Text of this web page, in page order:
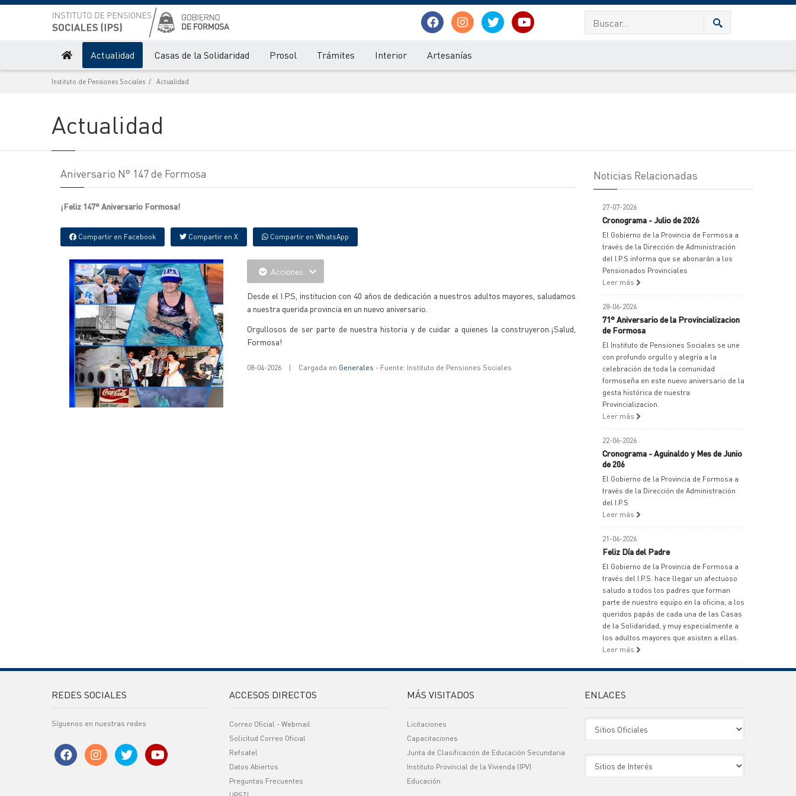
Actualidad Casas de la Solidaridad Prosol Trámites Interior Artesanías
Instituto de Pensiones Sociales Actualidad
Actualidad
Aniversario N° 147 de Formosa
¡Feliz 147° Aniversario Formosa!
Compartir en Facebook Compartir en X Compartir en WhatsApp
Acciones
Desde el I.P.S, institucion con 40 años de dedicación a nuestros adultos mayores, saludamos
a nuestra querida provincia en un nuevo aniversario.
Orgullosos de ser parte de nuestra historia y de cuidar a quienes la construyeron.¡Salud,
Formosa!
08-04-2026 | Cargada en Generales - Fuente: Instituto de Pensiones Sociales
Noticias Relacionadas
27-07-2026
Cronograma - Julio de 2026
El Gobierno de la Provincia de Formosa a
través de la Dirección de Administración
del I.P.S informa que se abonarán a los
Pensionados Provinciales
Leer más
28-06-2026
71° Aniversario de la Provincializacion
de Formosa
El Instituto de Pensiones Sociales se une
con profundo orgullo y alegría a la
celebración de toda la comunidad
formoseña en este nuevo aniversario de la
gesta histórica de nuestra
Provincializacion.
Leer más
22-06-2026
Cronograma - Aguinaldo y Mes de Junio
de 206
El Gobierno de la Provincia de Formosa a
través de la Dirección de Administración
del I.P.S
Leer más
21-06-2026
Feliz Día del Padre
El Gobierno de la Provincia de Formosa a
través del I.P.S. hace llegar un afectuoso
saludo a todos los padres que forman
parte de nuestro equipo en la oficina, a los
queridos papás de cada una de las Casas
de la Solidaridad, y muy especialmente a
los adultos mayores que asisten a ellas.
Leer más
REDES SOCIALES
Síguenos en nuestras redes
ACCESOS DIRECTOS
Correo Oficial - Webmail
Solicitud Correo Oficial
Refsatel
Datos Abiertos
Preguntas Frecuentes
MÁS VISITADOS
Licitaciones
Capacitaciones
Junta de Clasificación de Educación Secundaria
Instituto Provincial de la Vivienda (IPV)
Educación
ENLACES